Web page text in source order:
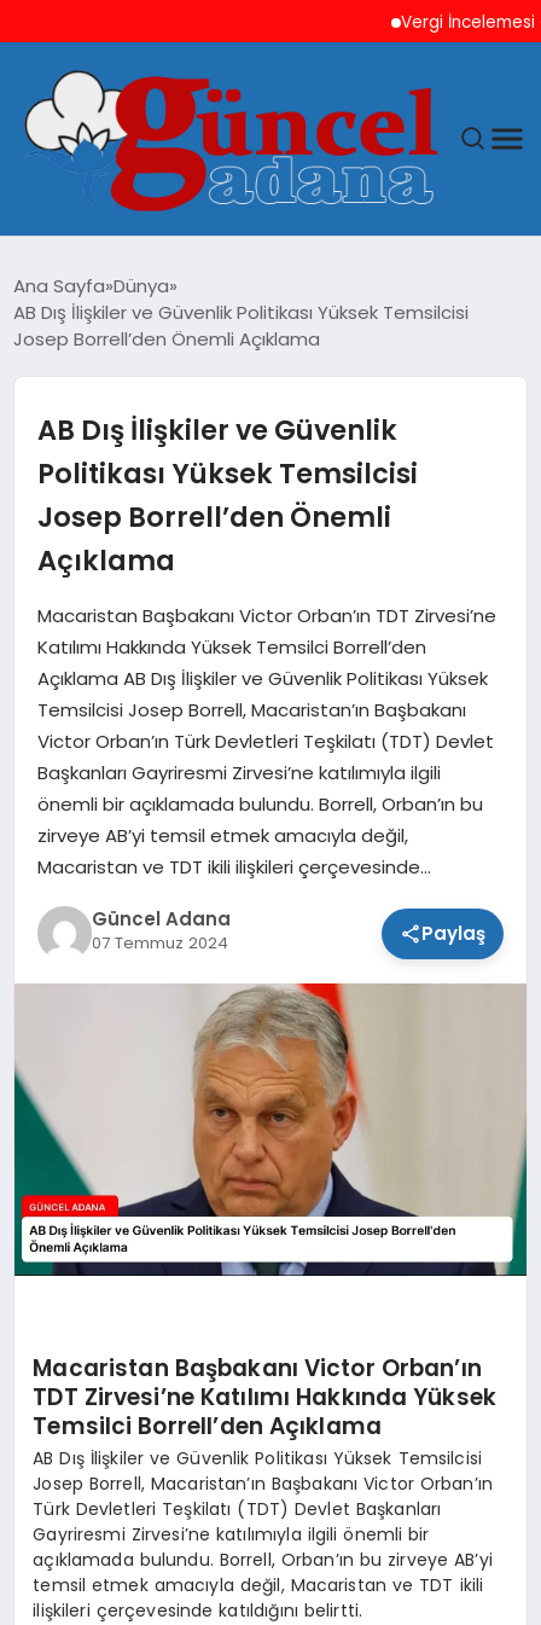
Vergi İncelemesi
GÜNCEL
SAĞLIK
SPOR
TEKNOLOJI
Ana Sayfa Dünya
AB Dış İlişkiler ve Güvenlik Politikası Yüksek Temsilcisi
Josep Borrell’den Önemli Açıklama
AB Dış İlişkiler ve Güvenlik
Politikası Yüksek Temsilcisi
Josep Borrell’den Önemli
Açıklama
Macaristan Başbakanı Victor Orban’ın TDT Zirvesi’ne
Katılımı Hakkında Yüksek Temsilci Borrell’den
Açıklama AB Dış İlişkiler ve Güvenlik Politikası Yüksek
Temsilcisi Josep Borrell, Macaristan’ın Başbakanı
Victor Orban’ın Türk Devletleri Teşkilatı (TDT) Devlet
Başkanları Gayriresmi Zirvesi’ne katılımıyla ilgili
önemli bir açıklamada bulundu. Borrell, Orban’ın bu
zirveye AB’yi temsil etmek amacıyla değil,
Macaristan ve TDT ikili ilişkileri çerçevesinde…
Güncel Adana
07 Temmuz 2024 Paylaş
Macaristan Başbakanı Victor Orban’ın
TDT Zirvesi’ne Katılımı Hakkında Yüksek
Temsilci Borrell’den Açıklama
AB Dış İlişkiler ve Güvenlik Politikası Yüksek Temsilcisi
Josep Borrell, Macaristan’ın Başbakanı Victor Orban’ın
Türk Devletleri Teşkilatı (TDT) Devlet Başkanları
Gayriresmi Zirvesi’ne katılımıyla ilgili önemli bir
açıklamada bulundu. Borrell, Orban’ın bu zirveye AB’yi
temsil etmek amacıyla değil, Macaristan ve TDT ikili
ilişkileri çerçevesinde katıldığını belirtti.